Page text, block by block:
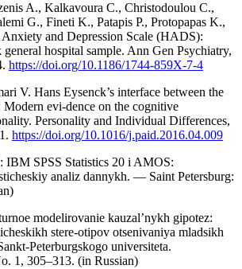
A., Kalkavoura C., Christodoulou C.,
G., Fineti K., Patapis P., Protopapas K.,
and Depression Scale (HADS):
hospital sample. Ann Gen Psychiatry,
https://doi.org/10.1186/1744-859X-7-4
V. Hans Eysenck’s interface between the
Modern evi-dence on the cognitive
Personality and Individual Differences,
https://doi.org/10.1016/j.paid.2016.04.009
IBM SPSS Statistics 20 i AMOS:
analiz dannykh. — Saint Petersburg:
modelirovanie kauzal’nykh gipotez:
stere-otipov otsenivaniya mladsikh
Peterburgskogo universiteta.
1, 305–313. (in Russian)